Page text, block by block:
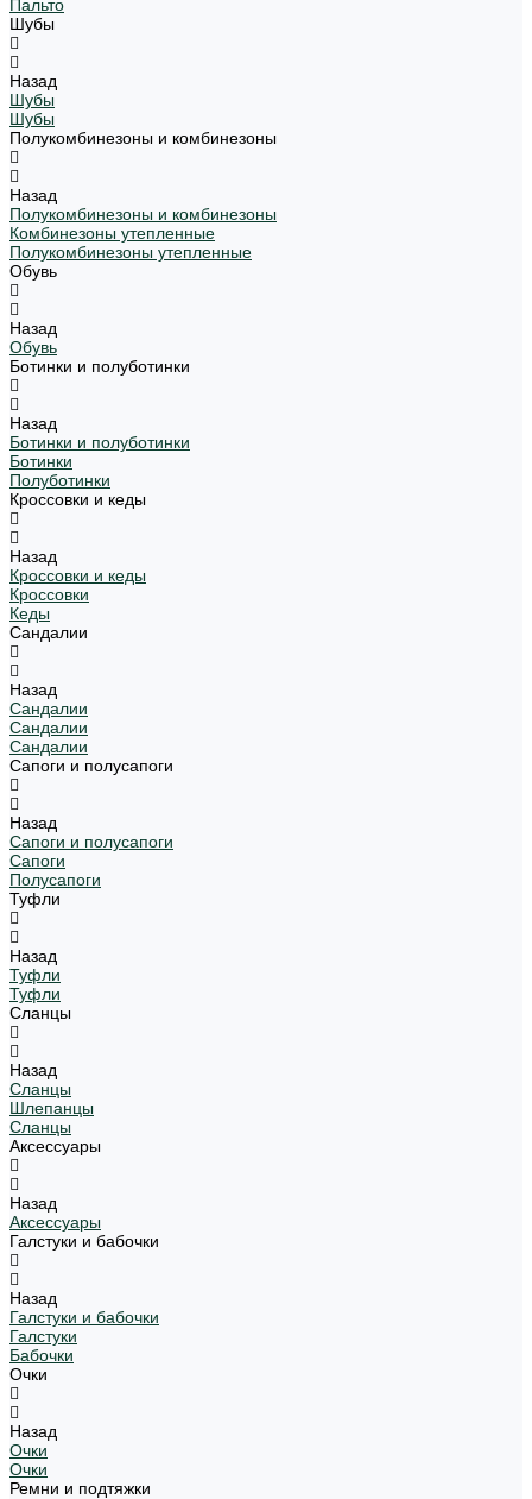
Пальто
Шубы
Назад
Шубы
Шубы
Полукомбинезоны и комбинезоны
Назад
Полукомбинезоны и комбинезоны
Комбинезоны утепленные
Полукомбинезоны утепленные
Обувь
Назад
Обувь
Ботинки и полуботинки
Назад
Ботинки и полуботинки
Ботинки
Полуботинки
Кроссовки и кеды
Назад
Кроссовки и кеды
Кроссовки
Кеды
Сандалии
Назад
Сандалии
Сандалии
Сандалии
Сапоги и полусапоги
Назад
Сапоги и полусапоги
Сапоги
Полусапоги
Туфли
Назад
Туфли
Туфли
Сланцы
Назад
Сланцы
Шлепанцы
Сланцы
Аксессуары
Назад
Аксессуары
Галстуки и бабочки
Назад
Галстуки и бабочки
Галстуки
Бабочки
Очки
Назад
Очки
Очки
Ремни и подтяжки